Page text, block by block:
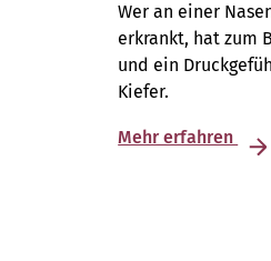
Wer an einer
erkrankt, hat zum
und ein
Kiefer.
Mehr erfahren